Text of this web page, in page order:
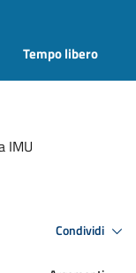
Tempo libero
IMU
Condividi